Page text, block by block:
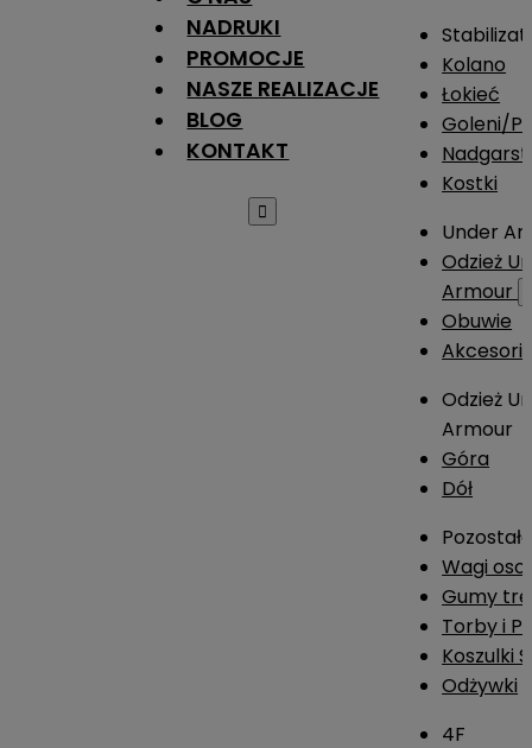
NADRUKI
PROMOCJE
NASZE REALIZACJE
BLOG
KONTAKT

Kolano
Łokieć
Goleni/
Kostki
Under
Odzież
Armour
Obuwie
Odzież
Armour
Góra
Dół
Wagi
Gumy
Torby i
Koszulki
Odżywki
4F